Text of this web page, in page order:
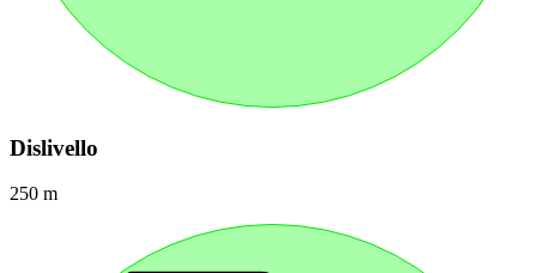
Dislivello
250 m